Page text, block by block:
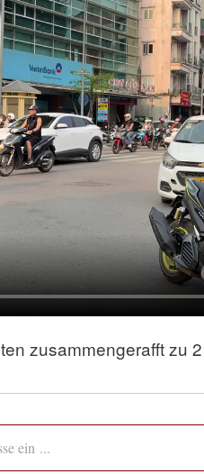
zusammengerafft zu